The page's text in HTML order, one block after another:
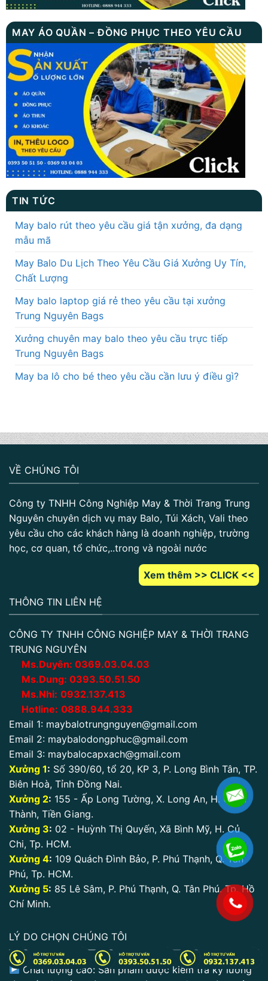
MAY ÁO QUẦN – ĐỒNG PHỤC THEO YÊU CẦU
TIN TỨC
May balo rút theo yêu cầu giá tận xưởng, đa dạng
mẫu mã
May Balo Du Lịch Theo Yêu Cầu Giá Xưởng Uy Tín,
Chất Lượng
May balo laptop giá rẻ theo yêu cầu tại xưởng
Trung Nguyên Bags
Xưởng chuyên may balo theo yêu cầu trực tiếp
Trung Nguyên Bags
May ba lô cho bé theo yêu cầu cần lưu ý điều gì?
VỀ CHÚNG TÔI
Công ty TNHH Công Nghiệp May & Thời Trang Trung
Nguyên chuyên dịch vụ may Balo, Túi Xách, Vali theo
yêu cầu cho các khách hàng là doanh nghiệp, trường
học, cơ quan, tổ chức,..trong và ngoài nước
Xem thêm >> CLICK <<
THÔNG TIN LIÊN HỆ
CÔNG TY TNHH CÔNG NGHIỆP MAY & THỜI TRANG
TRUNG NGUYÊN
Ms.Duyên: 0369.03.04.03
Ms.Dung: 0393.50.51.50
Ms.Nhi: 0932.137.413
Hotline: 0888.944.333
Email 1: maybalotrungnguyen@gmail.com
Email 2: maybalodongphuc@gmail.com
Email 3: maybalocapxach@gmail.com
Xưởng 1: Số 390/60, tổ 20, KP 3, P. Long Bình Tân, TP.
Biên Hoà, Tỉnh Đồng Nai.
Xưởng 2: 155 - Ấp Long Tường, X. Long An, H. Châu
Thành, Tiền Giang.
Xưởng 3: 02 - Huỳnh Thị Quyến, Xã Bình Mỹ, H. Củ
Chi, Tp. HCM.
Xưởng 4: 109 Quách Đình Bảo, P. Phú Thạnh, Q. Tân
Phú, Tp. HCM.
Xưởng 5: 85 Lê Sâm, P. Phú Thạnh, Q. Tân Phú. Tp. Hồ
Chí Minh.
LÝ DO CHỌN CHÚNG TÔI
Chất lượng cao: Sản phẩm được kiểm tra kỹ lưỡng
.